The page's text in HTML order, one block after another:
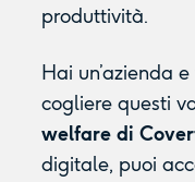
produttività.
Hai un’azienda
cogliere questi
welfare di
digitale, puoi